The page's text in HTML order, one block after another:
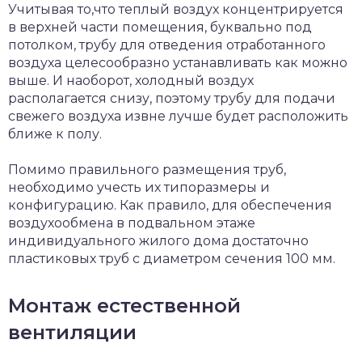
Учитывая то,что теплый воздух концентрируется
в верхней части помещения, буквально под
потолком, трубу для отведения отработанного
воздуха целесообразно устанавливать как можно
выше. И наоборот, холодный воздух
располагается снизу, поэтому трубу для подачи
свежего воздуха извне лучше будет расположить
ближе к полу.
Помимо правильного размещения труб,
необходимо учесть их типоразмеры и
конфигурацию. Как правило, для обеспечения
воздухообмена в подвальном этаже
индивидуального жилого дома достаточно
пластиковых труб с диаметром сечения 100 мм.
Монтаж естественной
вентиляции